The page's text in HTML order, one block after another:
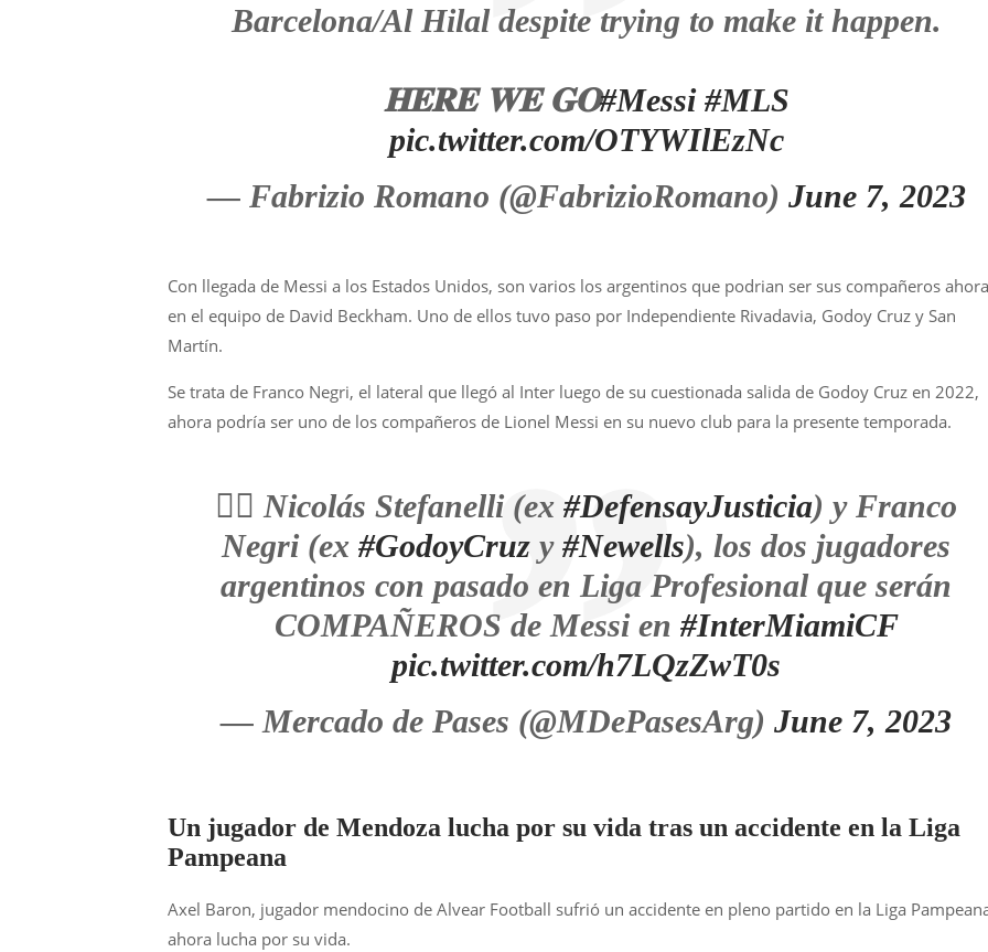
Barcelona/Al Hilal despite trying to make it happen.
𝐇𝐄𝐑𝐄 𝐖𝐄 𝐆𝐎#Messi #MLS
pic.twitter.com/OTYWIlEzNc
— Fabrizio Romano (@FabrizioRomano) June 7, 2023
Con llegada de Messi a los Estados Unidos, son varios los argentinos que podrian ser sus compañeros ahora
en el equipo de David Beckham. Uno de ellos tuvo paso por Independiente Rivadavia, Godoy Cruz y San
Martín.
Se trata de Franco Negri, el lateral que llegó al Inter luego de su cuestionada salida de Godoy Cruz en 2022,
ahora podría ser uno de los compañeros de Lionel Messi en su nuevo club para la presente temporada.
👉🏼 Nicolás Stefanelli (ex#DefensayJusticia) y Franco
Negri (ex#GodoyCruz y#Newells), los dos jugadores
argentinos con pasado en Liga Profesional que serán
COMPAÑEROS de Messi en#InterMiamiCF
pic.twitter.com/h7LQzZwT0s
— Mercado de Pases (@MDePasesArg)June 7, 2023
Un jugador de Mendoza lucha por su vida tras un accidente en la Liga
Pampeana
Axel Baron, jugador mendocino de Alvear Football sufrió un accidente en pleno partido en la Liga
ahora lucha por su vida.